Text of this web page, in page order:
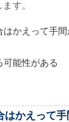
す。
かえって手間
可能性がある
はかえって